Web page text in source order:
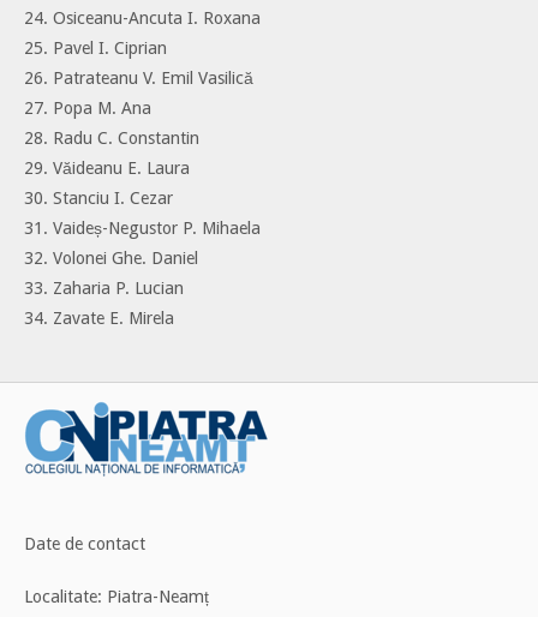
24. Osiceanu-Ancuta I. Roxana
25. Pavel I. Ciprian
26. Patrateanu V. Emil Vasilică
27. Popa M. Ana
28. Radu C. Constantin
29. Văideanu E. Laura
30. Stanciu I. Cezar
31. Vaideș-Negustor P. Mihaela
32. Volonei Ghe. Daniel
33. Zaharia P. Lucian
34. Zavate E. Mirela
Date de contact
Localitate: Piatra-Neamț